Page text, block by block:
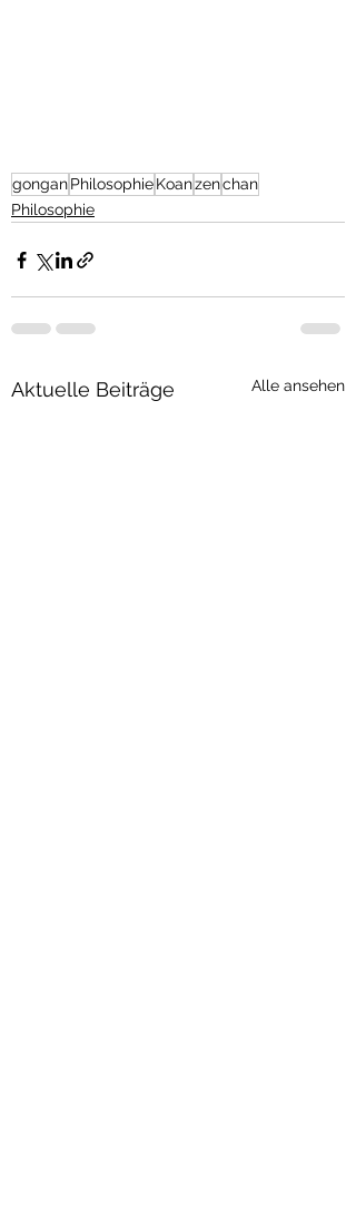
gonganPhilosophieKoanzenchan
Philosophie
Aktuelle Beiträge Alle ansehen